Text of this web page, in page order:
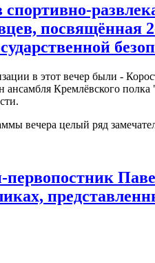
спортивно-
в этот вечер были -
Кремлёвского
целый ряд